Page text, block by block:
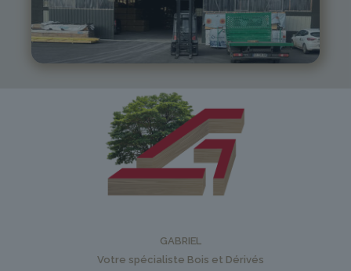
05 81 55 83 89
monistrol@gabriel-sa.fr
GABRIEL
Votre spécialiste Bois et Dérivés